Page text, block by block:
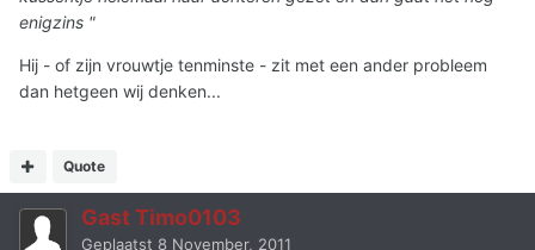
enigzins "
Hij - of zijn vrouwtje tenminste - zit met een ander probleem
dan hetgeen wij denken...
Quote
Gast Timo0103
Geplaatst 8 November, 2011